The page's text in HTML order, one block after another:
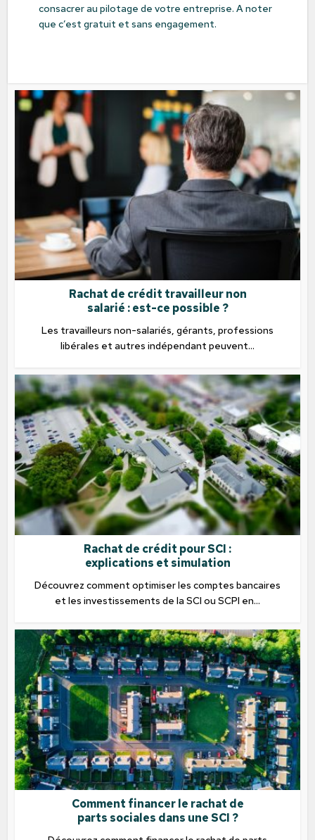
consacrer au pilotage de votre entreprise. A noter
que c’est gratuit et sans engagement.
Rachat de crédit travailleur non
salarié : est-ce possible ?
Les travailleurs non-salariés, gérants, professions
libérales et autres indépendant peuvent...
Rachat de crédit pour SCI :
explications et simulation
Découvrez comment optimiser les comptes bancaires
et les investissements de la SCI ou SCPI en...
Comment financer le rachat de
parts sociales dans une SCI ?